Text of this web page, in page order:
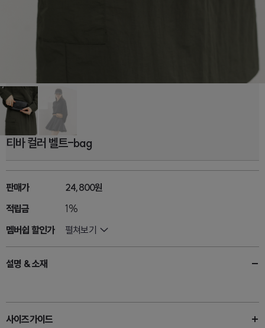
티바 컬러 벨트-bag
판매가
24,800원
적립금
1%
멤버쉽 할인가
펼쳐보기
설명 & 소재
사이즈가이드